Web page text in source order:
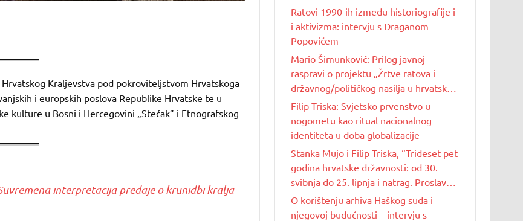
Kraljevstva pod pokroviteljstvom Hrvatskoga
i europskih poslova Republike Hrvatske te u
kulture u Bosni i Hercegovini „Stećak” i Etnografskog
interpretacija predaje o krunidbi kralja
nekomercijalne svrhe
Ratovi 1990-ih između historiografije i
i aktivizma: intervju s Draganom
Popovićem
Mario Šimunković: Prilog javnoj
raspravi o projektu „Žrtve ratova i
državnog/političkog nasilja u hrvatskoj
povijesti 20. stoljeća“
Filip Triska: Svjetsko prvenstvo u
nogometu kao ritual nacionalnog
identiteta u doba globalizacije
Stanka Mujo i Filip Triska, “Trideset pet
godina hrvatske državnosti: od 30.
svibnja do 25. lipnja i natrag. Proslave
Dana državnosti u Republici Hrvatskoj
od 1990. do 2025. godine”
O korištenju arhiva Haškog suda i
njegovoj budućnosti – intervju s